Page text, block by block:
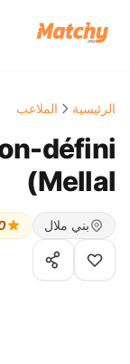
الرئيسية الملاعب
Mellal)
بني ملال